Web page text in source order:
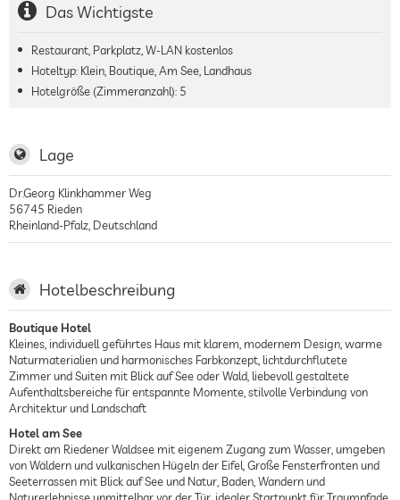
Das Wichtigste
Restaurant, Parkplatz, W-LAN kostenlos
Hoteltyp: Klein, Boutique, Am See, Landhaus
Hotelgröße (Zimmeranzahl): 5
Lage
Dr.Georg Klinkhammer Weg
56745 Rieden
Rheinland-Pfalz Deutschland
Hotelbeschreibung
Boutique Hotel
Kleines, individuell geführtes Haus mit klarem, modernem Design, warme
Naturmaterialien und harmonisches Farbkonzept, lichtdurchflutete
Zimmer und Suiten mit Blick auf See oder Wald, liebevoll gestaltete
Aufenthaltsbereiche für entspannte Momente, stilvolle Verbindung von
Architektur und Landschaft
Hotel am See
Direkt am Riedener Waldsee mit eigenem Zugang zum Wasser, umgeben
von Wäldern und vulkanischen Hügeln der Eifel, Große Fensterfronten und
Seeterrassen mit Blick auf See und Natur, Baden, Wandern und
Naturerlebnisse unmittelbar vor der Tür, idealer Startpunkt für Traumpfade